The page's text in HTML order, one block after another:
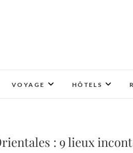
VOYAGE HÔTELS
: 9 lieux